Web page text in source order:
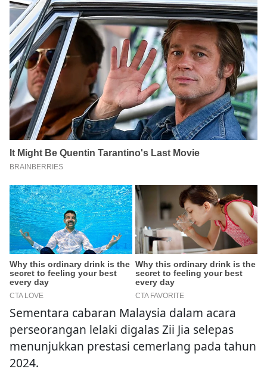
Sementara cabaran Malaysia dalam acara
perseorangan lelaki digalas Zii Jia selepas
menunjukkan prestasi cemerlang pada tahun
2024.